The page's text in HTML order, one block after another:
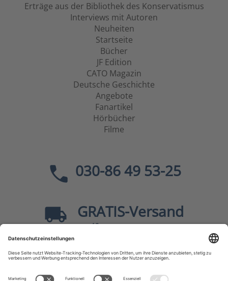
Erträge aus der Bibliothek des Konservatismus
Interviews mit Autoren
Neuheiten
Startseite
Bücher
JF Edition
CATO Magazin
Deutsche Geschichte
Angebote
Fanartikel
Hörbücher
Filme
030-86 49 53-25
GRATIS-Versand
40
Sicher dank SSL